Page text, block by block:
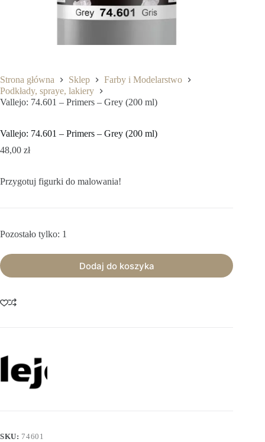
Strona główna Sklep
Farby i Modelarstwo
Podkłady, spraye, lakiery
Vallejo: 74.601 – Primers – Grey (200 ml)
Vallejo: 74.601 – Primers – Grey (200 ml)
48,00 zł
Przygotuj figurki do malowania!
Pozostało tylko: 1
Dodaj do koszyka
SKU: 74601